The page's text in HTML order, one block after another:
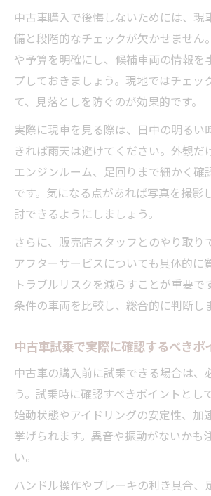
中古車購入で後悔しないためには、現
備と段階的なチェックが欠かせません
や予算を明確にし、候補車両の情報を
プしておきましょう。現地ではチェッ
て、見落としを防ぐのが効果的です。
実際に現車を見る際は、日中の明るい
きれば雨天は避けてください。外観だ
エンジンルーム、足回りまで細かく確
です。気になる点があれば写真を撮影
討できるようにしましょう。
さらに、販売店スタッフとのやり取り
アフターサービスについても具体的に
トラブルリスクを減らすことが重要で
条件の車両を比較し、総合的に判断し
中古車試乗で実際に確認するべきポ
中古車の購入前に試乗できる場合は、
う。試乗時に確認すべきポイントとし
始動状態やアイドリングの安定性、加
挙げられます。異音や振動がないかも
い。
ハンドル操作やブレーキの利き具合、